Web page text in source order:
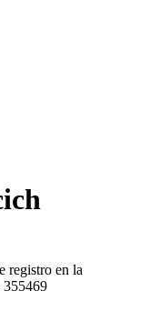
registro en la
355469